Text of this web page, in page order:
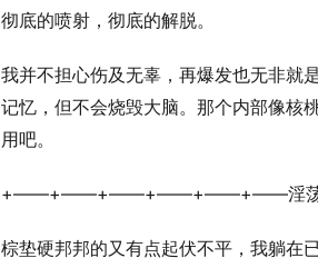
彻底的喷射，彻底的解脱。
我并不担心伤及无辜，再爆发也无非就
记忆，但不会烧毁大脑。那个内部像核
用吧。
+——+——+——+——+——+——淫
棕垫硬邦邦的又有点起伏不平，我躺在